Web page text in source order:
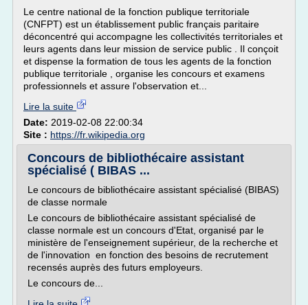
Le centre national de la fonction publique territoriale
(CNFPT) est un établissement public français paritaire
déconcentré qui accompagne les collectivités territoriales et
leurs agents dans leur mission de service public . Il conçoit
et dispense la formation de tous les agents de la fonction
publique territoriale , organise les concours et examens
professionnels et assure l'observation et...
Lire la suite
Date: 2019-02-08 22:00:34
Site : https://fr.wikipedia.org
Concours de bibliothécaire assistant
spécialisé ( BIBAS ...
Le concours de bibliothécaire assistant spécialisé (BIBAS)
de classe normale
Le concours de bibliothécaire assistant spécialisé de
classe normale est un concours d'Etat, organisé par le
ministère de l'enseignement supérieur, de la recherche et
de l'innovation en fonction des besoins de recrutement
recensés auprès des futurs employeurs.
Le concours de...